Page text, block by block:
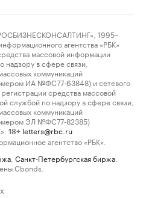
1995–
агентства «РБК»
массовой информации
в сфере связи,
коммуникаций
ИА №ФС77-63848) и сетевого
средства массовой
службой по надзору в сфере связи,
коммуникаций
ЭЛ №ФС77-82385)
18+ letters@rbc.ru
агентство «РБК».
Санкт-Петербургская биржа
Cbonds.